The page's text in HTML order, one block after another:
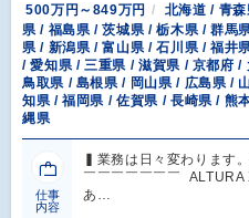
500万円～849万円
北海道 / 青
県 / 福島県 / 茨城県 / 栃木県 / 群馬
県 / 新潟県 / 富山県 / 石川県 / 福井
/ 愛知県 / 三重県 / 滋賀県 / 京都府
鳥取県 / 島根県 / 岡山県 / 広島県 /
知県 / 福岡県 / 佐賀県 / 長崎県 / 熊
縄県
仕事
内容
▍業務は日々変わります
￣￣￣￣￣￣￣ ALTURA
あ…